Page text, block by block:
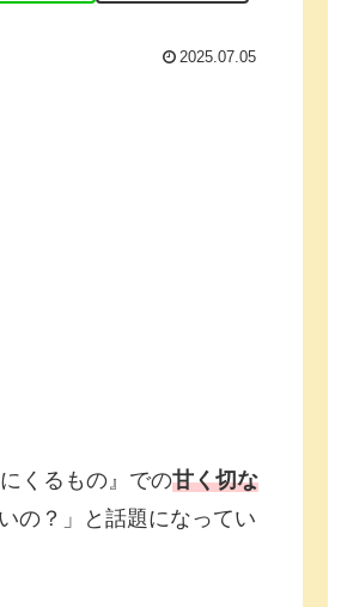
2025.07.05
くるもの』での甘く切な
の？」と話題になってい